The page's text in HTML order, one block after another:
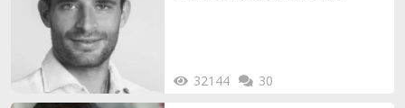
32144 30